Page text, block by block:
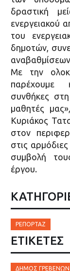
δραστική
ενεργειακού
του
δημοτών,
Με την
παρέχουμε
συνθήκες
μαθητές
Κυριάκος
στον
στις
συμβολή
έργου.
ΡΕΠΟΡΤΆΖ
ΕΤΙΚΈΤΕΣ
ΔΉΜΟΣ ΓΡΕΒΕΝΏΝ